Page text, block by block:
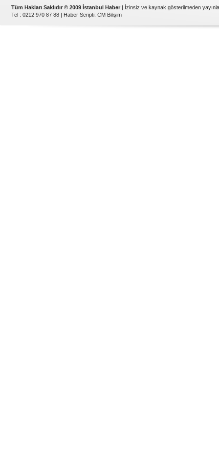
Tüm Hakları Saklıdır © 2009 İstanbul Haber | İzinsiz ve kaynak gösterilmeden
Tel : 0212 970 87 88 | Haber Scripti: CM Bilişim